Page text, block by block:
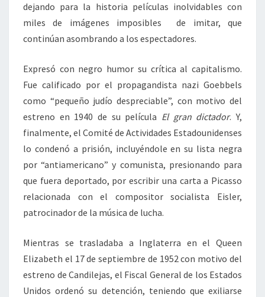
dejando para la historia películas inolvidables con
miles de imágenes imposibles de imitar, que
continúan asombrando a los espectadores.
Expresó con negro humor su crítica al capitalismo.
Fue calificado por el propagandista nazi Goebbels
como “pequeño judío despreciable”, con motivo del
estreno en 1940 de su película El gran dictador. Y,
finalmente, el Comité de Actividades Estadounidenses
lo condenó a prisión, incluyéndole en su lista negra
por “antiamericano” y comunista, presionando para
que fuera deportado, por escribir una carta a Picasso
relacionada con el compositor socialista Eisler,
patrocinador de la música de lucha.
Mientras se trasladaba a Inglaterra en el Queen
Elizabeth el 17 de septiembre de 1952 con motivo del
estreno de Candilejas, el Fiscal General de los Estados
Unidos ordenó su detención, teniendo que exiliarse